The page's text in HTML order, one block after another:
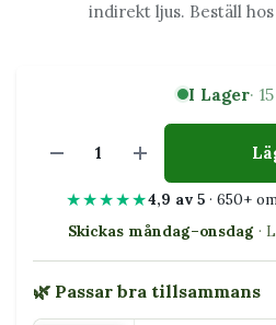
indirekt ljus. Beställ
I Lager·
★★★★★4,9 av 5· 650+
Skickas måndag–onsdag ·
🌿 Passar bra tillsammans